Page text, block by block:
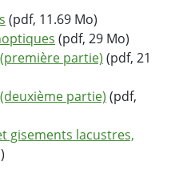
(pdf, 11.69 Mo)
(pdf, 29 Mo)
partie) (pdf, 21
partie) (pdf,
gisements lacustres,